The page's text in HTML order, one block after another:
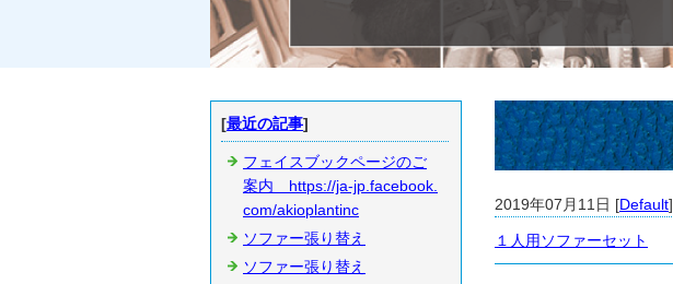
2019年07月11日 [Default]
１人用ソファーセット
[最近の記事]
フェイスブックページのご
案内 https://ja-jp.facebook.
com/akioplantinc
ソファー張り替え
ソファー張り替え